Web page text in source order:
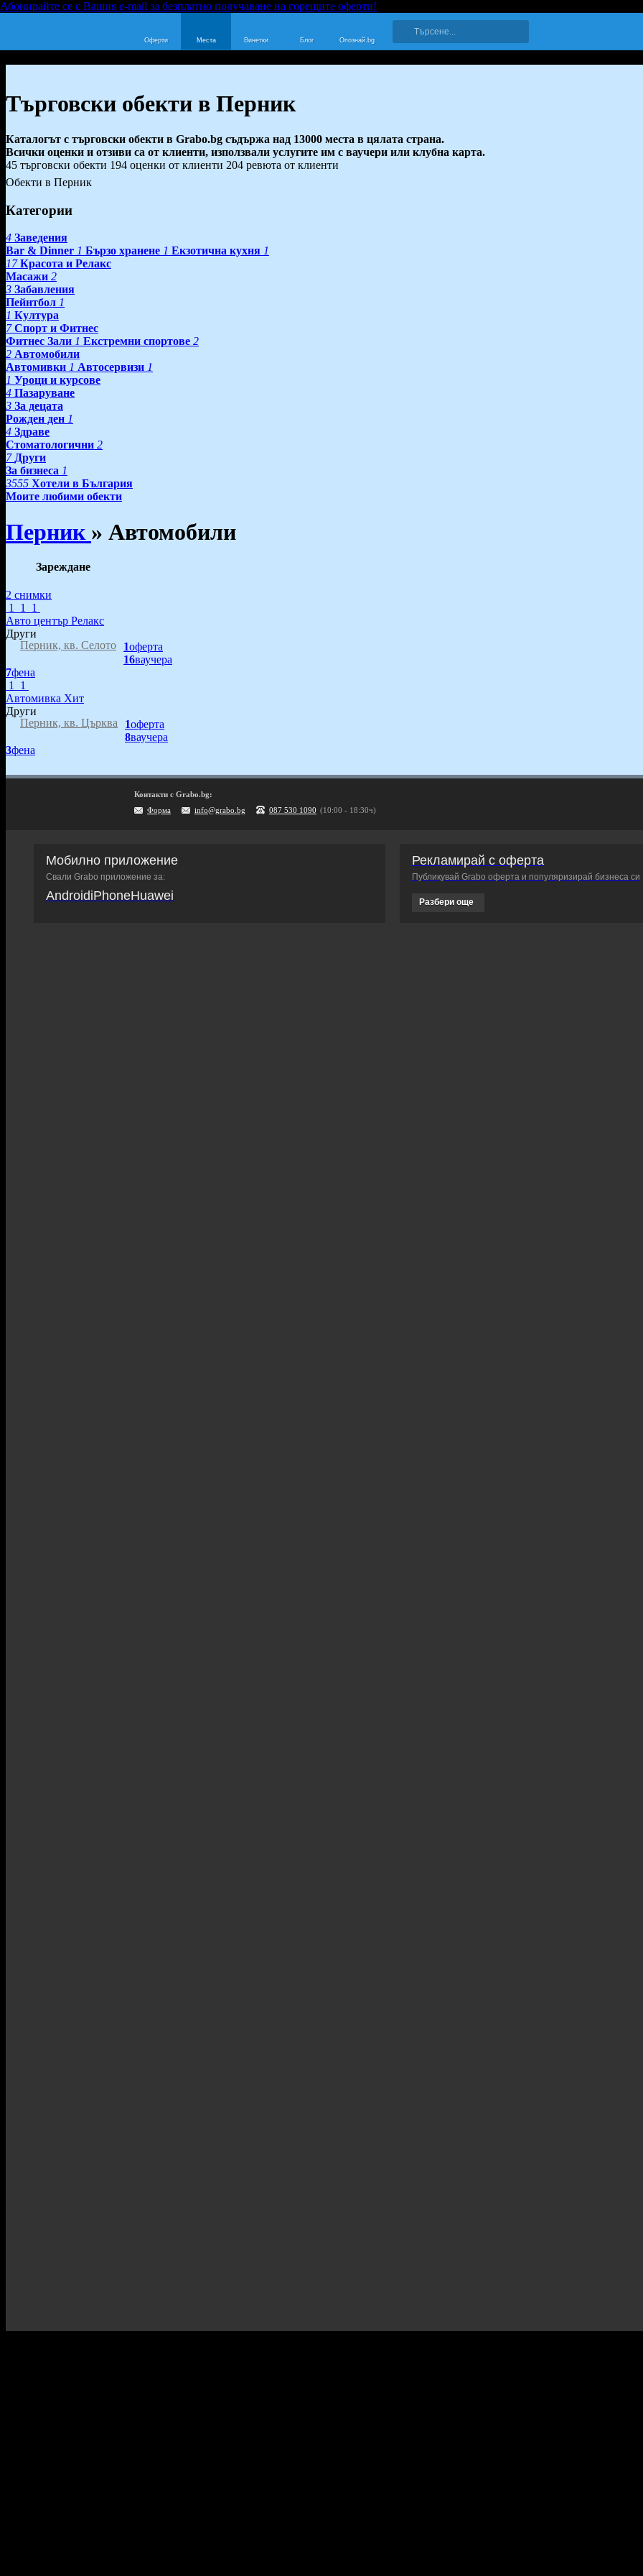
Абонирайте се с Вашия e-mail за безплатно получаване на горещите оферти!
Оферти Места Винетки Блог Опознай.bg
Търговски обекти в Перник
Каталогът с търговски обекти в Grabo.bg съдържа над 13000 места в цялата страна.
Всички оценки и отзиви са от клиенти, използвали услугите им с ваучери или клубна карта.
45 търговски обекти 194 оценки от клиенти 204 ревюта от клиенти
Обекти в Перник
Категории
4 Заведения
Bar & Dinner 1 Бързо хранене 1 Екзотична кухня 1
17 Красота и Релакс
Масажи 2
3 Забавления
Пейнтбол 1
1 Култура
7 Спорт и Фитнес
Фитнес Зали 1 Екстремни спортове 2
2 Автомобили
Автомивки 1 Автосервизи 1
1 Уроци и курсове
4 Пазаруване
3 За децата
Рожден ден 1
4 Здраве
Стоматологични 2
7 Други
За бизнеса 1
3555 Хотели в България
Моите любими обекти
Перник » Автомобили
Зареждане
2 снимки
1
1
1
Авто център Релакс
Други
Перник, кв. Селото
1оферта
16ваучера
7фена
1
1
Автомивка Хит
Други
Перник, кв. Църква
1оферта
8ваучера
3фена
Контакти с Grabo.bg:
Форма
info@grabo.bg 087 530 1090 (10:00 - 18:30ч)
Мобилно приложение
Свали Grabo приложение за:
AndroidiPhoneHuawei
Рекламирай с оферта
Публикувай Grabo оферта и популяризирай бизнеса си
Разбери още